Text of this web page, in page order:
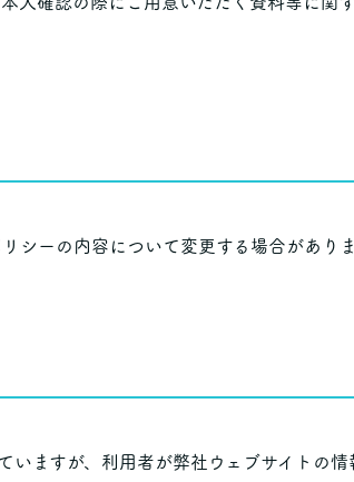
シーの内容について変更する場合がありま
ますが、利用者が弊社ウェブサイトの